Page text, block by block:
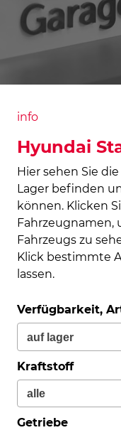
info
Hyundai
Hier sehen Sie
Lager befinden
können. Klicken
Fahrzeugnamen,
Fahrzeugs zu
Klick bestimmte
lassen.
Verfügbarkeit,
Kraftstoff
Getriebe